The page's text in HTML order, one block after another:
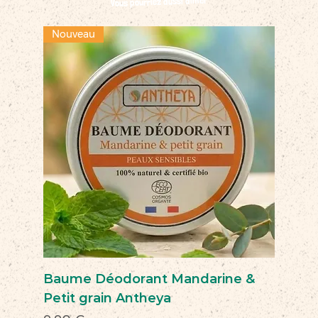
Nouveau
Baume Déodorant Mandarine &
Petit grain Antheya